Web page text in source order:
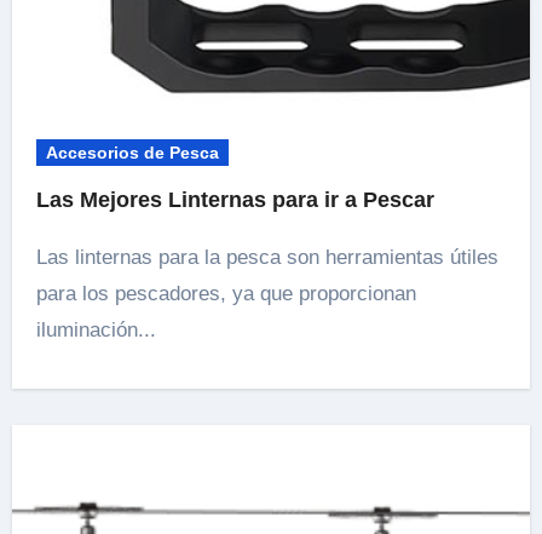
Accesorios de Pesca
Las Mejores Linternas para ir a Pescar
Las linternas para la pesca son herramientas útiles
para los pescadores, ya que proporcionan
iluminación...